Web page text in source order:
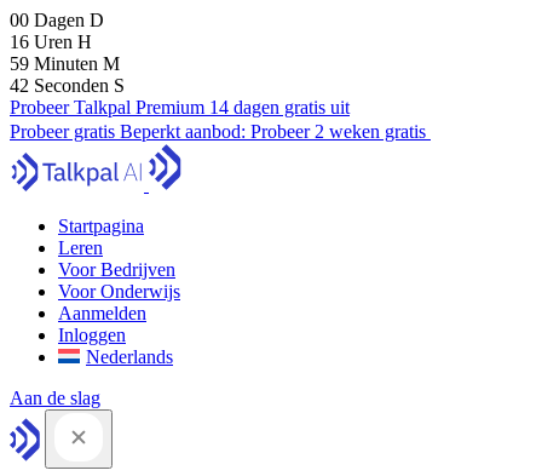
00 Dagen D
16 Uren H
59 Minuten M
41 Seconden S
Probeer Talkpal Premium 14 dagen gratis uit
Probeer gratis Beperkt aanbod: Probeer 2 weken gratis
Startpagina
Leren
Voor Bedrijven
Voor Onderwijs
Aanmelden
Inloggen
Nederlands
Aan de slag